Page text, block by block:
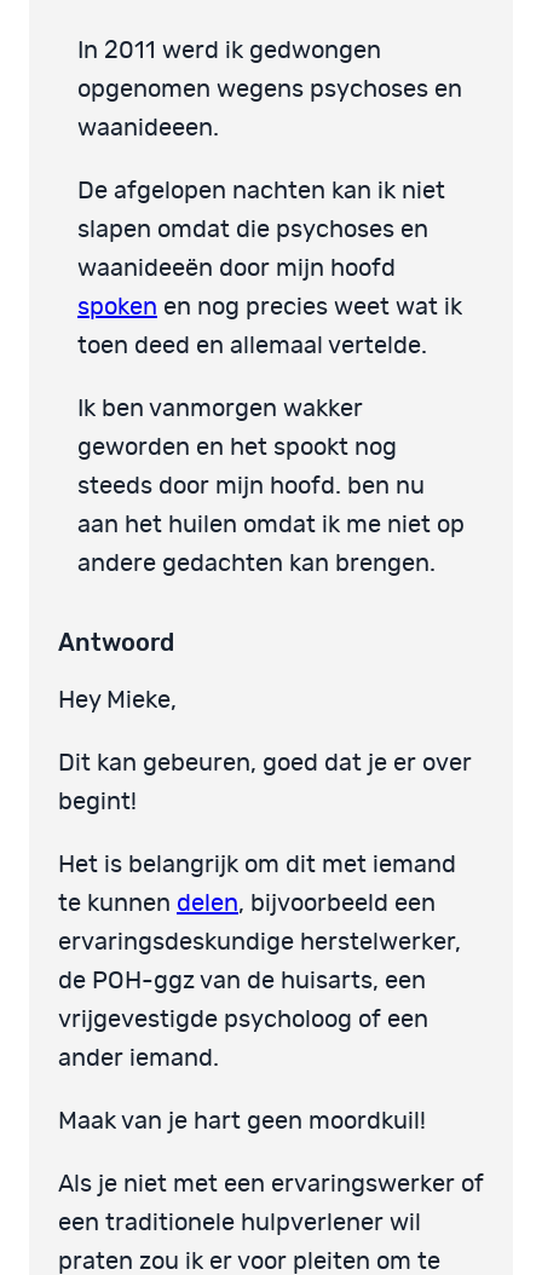
In 2011 werd ik gedwongen
opgenomen wegens psychoses en
waanideeen.
De afgelopen nachten kan ik niet
slapen omdat die psychoses en
waanideeën door mijn hoofd
spoken en nog precies weet wat ik
toen deed en allemaal vertelde.
Ik ben vanmorgen wakker
geworden en het spookt nog
steeds door mijn hoofd. ben nu
aan het huilen omdat ik me niet op
andere gedachten kan brengen.
Antwoord
Hey Mieke,
Dit kan gebeuren, goed dat je er over
begint!
Het is belangrijk om dit met iemand
te kunnen delen, bijvoorbeeld een
ervaringsdeskundige herstelwerker,
de POH-ggz van de huisarts, een
vrijgevestigde psycholoog of een
ander iemand.
Maak van je hart geen moordkuil!
Als je niet met een ervaringswerker of
een traditionele hulpverlener wil
praten zou ik er voor pleiten om te